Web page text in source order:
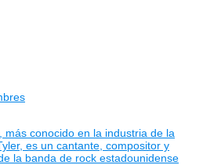
más conocido en la industria de la
es un cantante, compositor y
la banda de rock estadounidense